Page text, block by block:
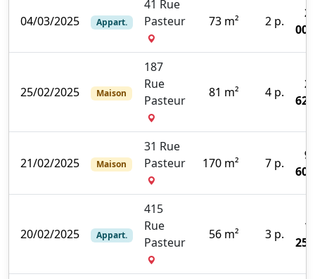
04/03/2025 Appart.
41 Rue
Pasteur
73 m² 2 p.
25/02/2025 Maison
187
Rue
Pasteur
81 m² 4 p.
21/02/2025 Maison
31 Rue
Pasteur
170 m² 7 p.
20/02/2025 Appart.
415
Rue
Pasteur
56 m² 3 p.